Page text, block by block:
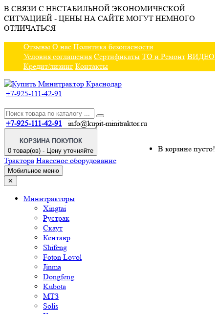
В СВЯЗИ С НЕСТАБИЛЬНОЙ ЭКОНОМИЧЕСКОЙ
СИТУАЦИЕЙ - ЦЕНЫ НА САЙТЕ МОГУТ НЕМНОГО
ОТЛИЧАТЬСЯ
Отзывы О нас Политика безопасности
Условия соглашения Сертификаты ТО и Ремонт ВИДЕО
Кредит/лизинг Контакты
+7-925-111-42-91
+7-925-111-42-91 info@kupit-minitraktor.ru
КОРЗИНА ПОКУПОК
0 товар(ов) - Цену уточняйте
В корзине пусто!
Трактора Навесное оборудование
Мобильное меню
✕
Минитракторы
Xingtai
Рустрак
Скаут
Кентавр
Shifeng
Foton Lovol
Jinma
Dongfeng
Kubota
МТЗ
Solis